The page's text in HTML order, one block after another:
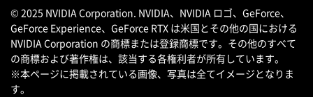
© 2025 NVIDIA Corporation. NVIDIA、NVIDIA ロゴ、GeForce、
GeForce Experience、GeForce RTX は米国とその他の国における
NVIDIA Corporation の商標または登録商標です。その他のすべて
の商標および著作権は、該当する各権利者が所有しています。
※本ページに掲載されている画像、写真は全てイメージとなりま
す。